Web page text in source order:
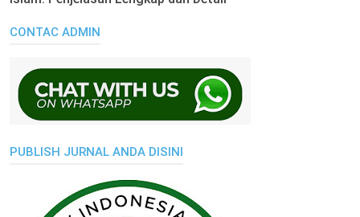
CONTAC ADMIN
PUBLISH JURNAL ANDA DISINI